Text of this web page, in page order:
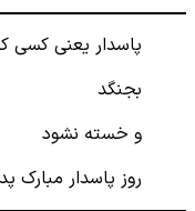
پاسدار یعنی کسی
بجنگد
و خسته نشود
روز پاسدار مبارک